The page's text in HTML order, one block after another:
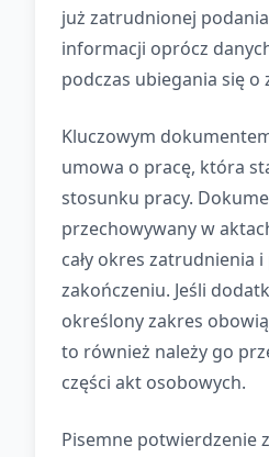
już zatrudnionej
informacji oprócz
podczas ubiegania się o
Kluczowym
umowa o pracę, która
stosunku pracy.
przechowywany w
cały okres zatrudnienia
zakończeniu. Jeśli
określony zakres
to również należy go
części akt osobowych.
Pisemne potwierdzenie